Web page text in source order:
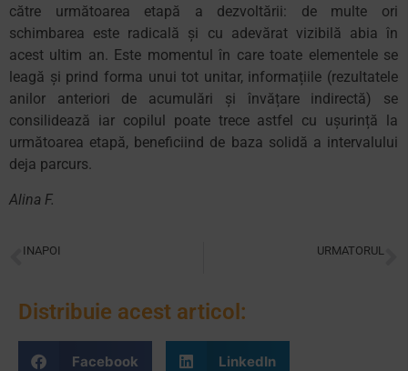
către următoarea etapă a dezvoltării: de multe ori
schimbarea este radicală și cu adevărat vizibilă abia în
acest ultim an. Este momentul în care toate elementele se
leagă și prind forma unui tot unitar, informațiile (rezultatele
anilor anteriori de acumulări și învățare indirectă) se
consilidează iar copilul poate trece astfel cu ușurință la
următoarea etapă, beneficiind de baza solidă a intervalului
deja parcurs.
Alina F.
INAPOI URMATORUL
Distribuie acest articol:
Facebook LinkedIn